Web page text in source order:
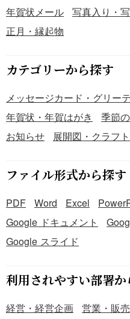
年賀状メール
写真入り・
正月・縁起物
カテゴリーから探す
メッセージカード・グリー
年賀状・年賀はがき
季節
お知らせ
展開図・クラフト
ファイル形式から探す
PDF Word Excel
Google ドキュメント
Google スライド
利用されやすい部署か
経営・経営企画 営業・販売